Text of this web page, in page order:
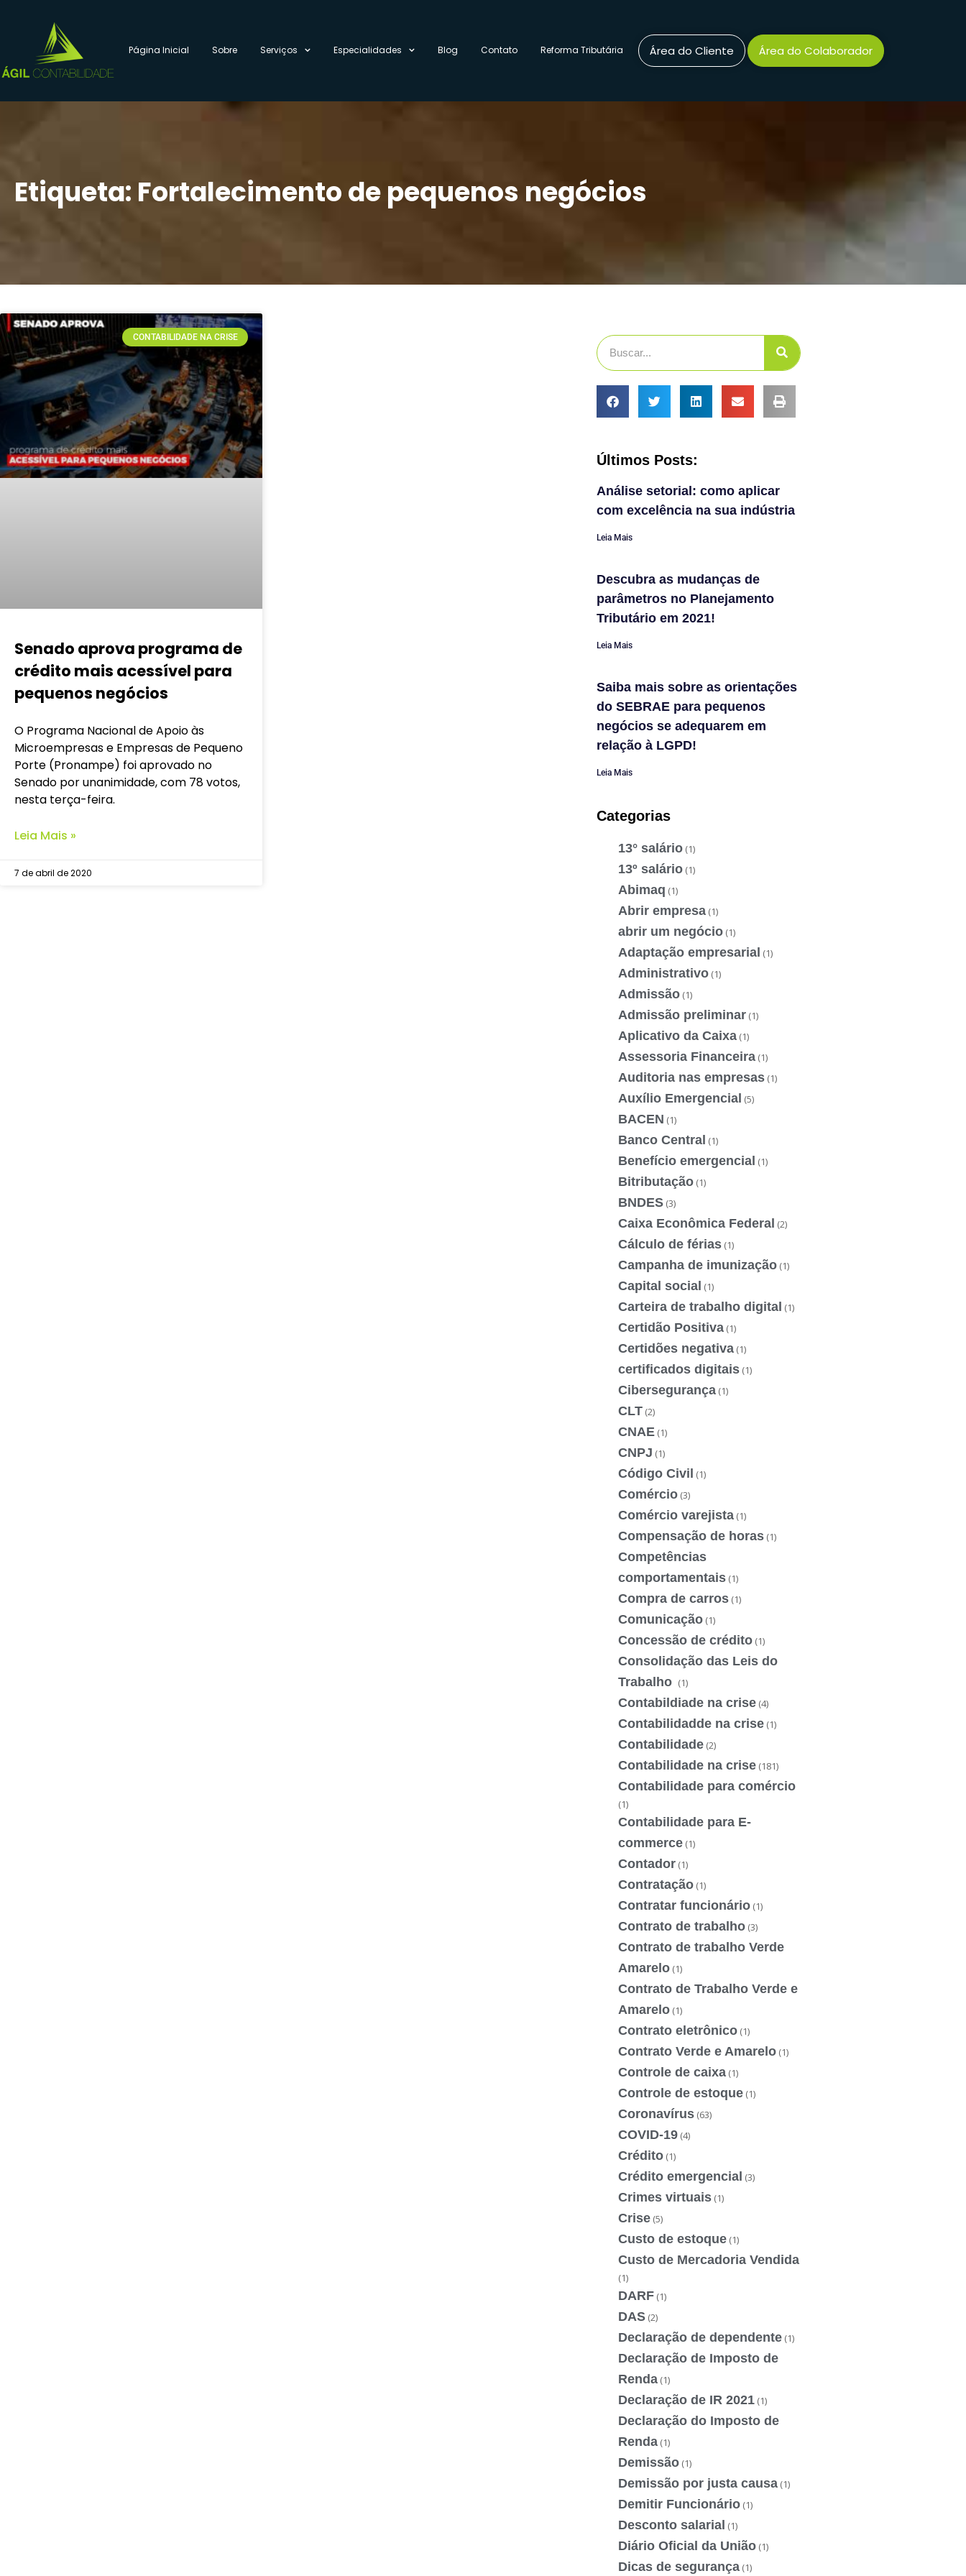
Página Inicial Sobre Serviços Especialidades Blog Contato Reforma Tributária Área do Cliente Área do Colaborador
Etiqueta: Fortalecimento de pequenos negócios
CONTABILIDADE NA CRISE
Senado aprova programa de
crédito mais acessível para
pequenos negócios
O Programa Nacional de Apoio às
Microempresas e Empresas de Pequeno
Porte (Pronampe) foi aprovado no
Senado por unanimidade, com 78 votos,
nesta terça-feira.
Leia Mais »
7 de abril de 2020
Últimos Posts:
Análise setorial: como aplicar
com excelência na sua indústria
Leia Mais
Descubra as mudanças de
parâmetros no Planejamento
Tributário em 2021!
Leia Mais
Saiba mais sobre as orientações
do SEBRAE para pequenos
negócios se adequarem em
relação à LGPD!
Leia Mais
Categorias
13° salário (1)
13º salário (1)
Abimaq (1)
Abrir empresa (1)
abrir um negócio (1)
Adaptação empresarial (1)
Administrativo (1)
Admissão (1)
Admissão preliminar (1)
Aplicativo da Caixa (1)
Assessoria Financeira (1)
Auditoria nas empresas (1)
Auxílio Emergencial (5)
BACEN (1)
Banco Central (1)
Benefício emergencial (1)
Bitributação (1)
BNDES (3)
Caixa Econômica Federal (2)
Cálculo de férias (1)
Campanha de imunização (1)
Capital social (1)
Carteira de trabalho digital (1)
Certidão Positiva (1)
Certidões negativa (1)
certificados digitais (1)
Cibersegurança (1)
CLT (2)
CNAE (1)
CNPJ (1)
Código Civil (1)
Comércio (3)
Comércio varejista (1)
Compensação de horas (1)
Competências
comportamentais (1)
Compra de carros (1)
Comunicação (1)
Concessão de crédito (1)
Consolidação das Leis do
Trabalho (1)
Contabildiade na crise (4)
Contabilidadde na crise (1)
Contabilidade (2)
Contabilidade na crise (181)
Contabilidade para comércio
(1)
Contabilidade para E-
commerce (1)
Contador (1)
Contratação (1)
Contratar funcionário (1)
Contrato de trabalho (3)
Contrato de trabalho Verde
Amarelo (1)
Contrato de Trabalho Verde e
Amarelo (1)
Contrato eletrônico (1)
Contrato Verde e Amarelo (1)
Controle de caixa (1)
Controle de estoque (1)
Coronavírus (63)
COVID-19 (4)
Crédito (1)
Crédito emergencial (3)
Crimes virtuais (1)
Crise (5)
Custo de estoque (1)
Custo de Mercadoria Vendida
(1)
DARF (1)
DAS (2)
Declaração de dependente (1)
Declaração de Imposto de
Renda (1)
Declaração de IR 2021 (1)
Declaração do Imposto de
Renda (1)
Demissão (1)
Demissão por justa causa (1)
Demitir Funcionário (1)
Desconto salarial (1)
Diário Oficial da União (1)
Dicas de segurança (1)